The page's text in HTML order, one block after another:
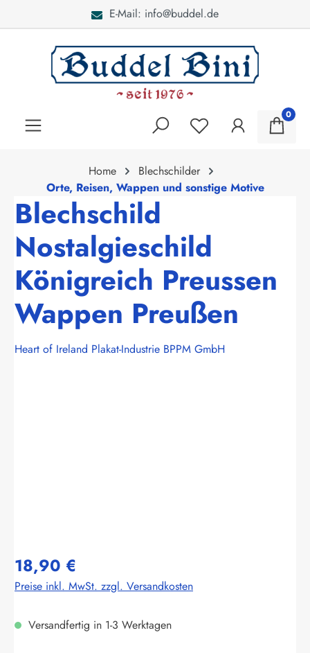
E-Mail: info@buddel.de
0
Home
Blechschilder
Orte, Reisen, Wappen und sonstige Motive
Blechschild
Nostalgieschild
Königreich Preussen
Wappen Preußen
Heart of Ireland Plakat-Industrie BPPM GmbH
18,90 €
Preise inkl. MwSt. zzgl. Versandkosten
Versandfertig in 1-3 Werktagen